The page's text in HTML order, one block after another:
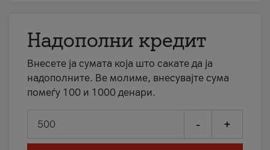
Надополни кредит
Внесете ја сумата која што сакате да ја
надополните. Ве молиме, внесувајте сума
помеѓу 100 и 1000 денари.
- +